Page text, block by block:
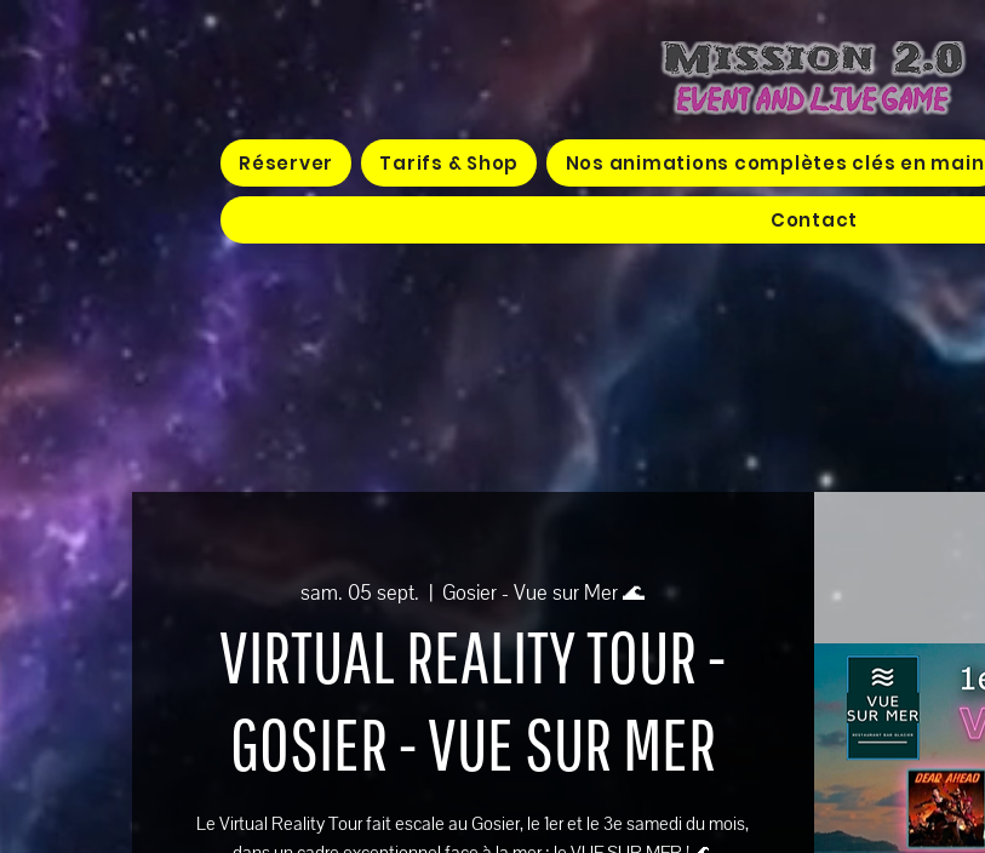
Réserver Tarifs & Shop Nos animations complètes clés en main
Contact
sam. 05 sept.
  |
Gosier - Vue sur Mer 🌊
VIRTUAL REALITY TOUR -
GOSIER - VUE SUR MER
Le Virtual Reality Tour fait escale au Gosier, le 1er et le 3e samedi du mois,